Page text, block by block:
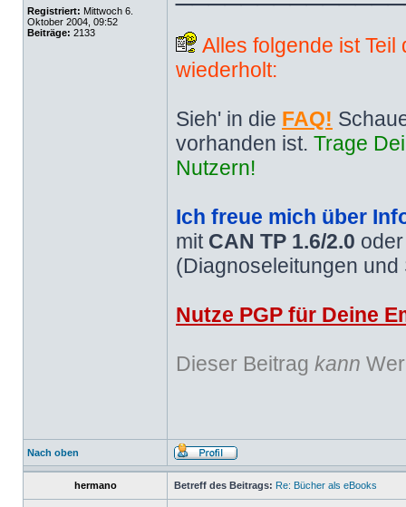
Registriert: Mittwoch 6.
Oktober 2004, 09:52
Beiträge: 2133
Alles folgende ist
wiederholt:
Sieh' in die FAQ!
vorhanden ist. Trage
Nutzern!
Ich freue mich über
mit CAN TP 1.6/2.0
(Diagnoseleitungen
Nutze PGP für Deine
Dieser Beitrag kann
Nach oben
hermano Betreff des Beitrags: Re: Bücher als eBooks